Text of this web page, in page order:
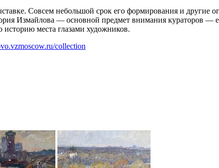
Совсем небольшой срок его формирования и другие
Измайлова — основной предмет внимания кураторов —
места глазами художников.
collection